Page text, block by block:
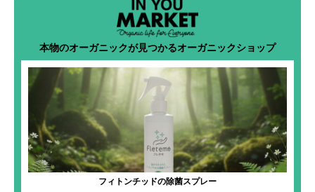
本物のオーガニックが見つかるオーガニックショップ
フィトンチッドの除菌スプレー